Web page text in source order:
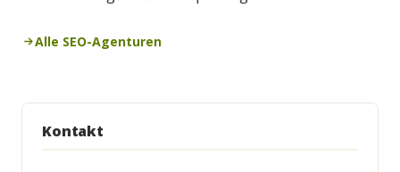
Alle SEO-Agenturen
Kontakt